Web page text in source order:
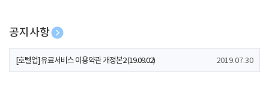
공지사항
[호텔업] 개인정보 처리방침 개정본1 (19.09.02)
[호텔업] 유료서비스 이용약관 개정본2 (19.09.02) 2019.07.30